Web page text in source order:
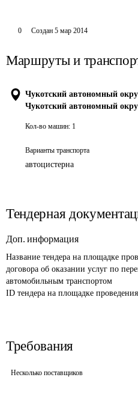
0 Создан 5 мар 2014
Маршруты и
Чукотский автономный
Чукотский автономный
Кол-во машин: 1
Варианты транспорта
автоцистерна
Тендерная
Доп. информация
Название тендера на площадке
договора об оказании услуг по
автомобильным транспортом
ID тендера на площадке
Требования
Несколько поставщиков